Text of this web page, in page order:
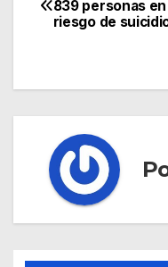
839 personas en
riesgo de